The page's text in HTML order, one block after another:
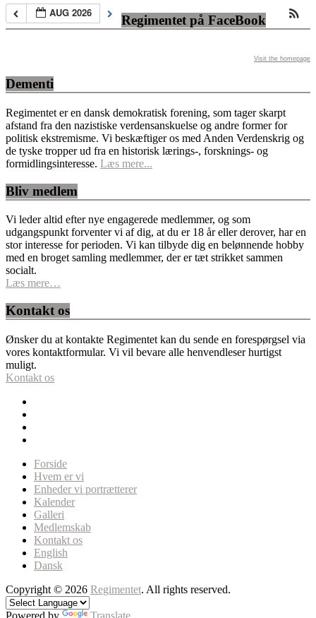
AUG 2026
Regimentet på FaceBook
Visit the homepage
Dementi
Regimentet er en dansk demokratisk forening, som tager skarpt
afstand fra den nazistiske verdensanskuelse og andre former for
politisk ekstremisme. Vi beskæftiger os med Anden Verdenskrig og
de tyske tropper ud fra en historisk lærings-, forsknings- og
formidlingsinteresse. Læs mere...
Bliv medlem
Vi leder altid efter nye engagerede medlemmer, og som
udgangspunkt forventer vi af dig, at du er 18 år eller derover, har en
stor interesse for perioden. Vi kan tilbyde dig en belønnende hobby
med en broget samling medlemmer, der er tæt strikket sammen
socialt.
Læs mere…
Kontakt os
Ønsker du at kontakte Regimentet kan du sende en forespørgsel via
vores kontaktformular. Vi vil bevare alle henvendleser hurtigst
muligt.
Kontakt os
Forside
Hvem er vi
Enheder vi portrætterer
Kalender
Galleri
Medlemskab
Kontakt os
English
Dansk
Copyright © 2026 Regimentet. All rights reserved.
Powered by Translate